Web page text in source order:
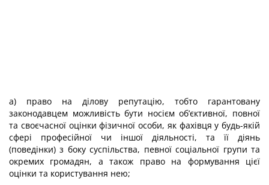
а) право на ділову репутацію, тобто гарантовану
законодавцем можливість бути носієм об’єктивної, повної
та своєчасної оцінки фізичної особи, як фахівця у будь-якій
сфері професійної чи іншої діяльності, та її діянь
(поведінки) з боку суспільства, певної соціальної групи та
окремих громадян, а також право на формування цієї
оцінки та користування нею;